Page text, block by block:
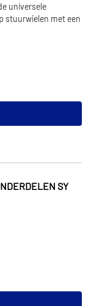
universele
stuurwielen met een
SY